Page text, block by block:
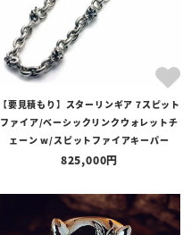
【要見積もり】スターリンギア 7スピット
ファイア/ベーシックリンクウォレットチ
ェーン w/スピットファイアキーパー
825,000